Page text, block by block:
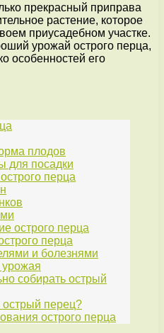
прекрасный приправа
растение, которое
приусадебном участке.
урожай острого перца,
особенностей его
плодов
для посадки
перца
острого перца
перца
и болезнями
собирать острый
острый перец?
острого перца